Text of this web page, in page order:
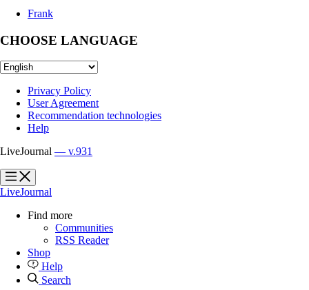
Frank
CHOOSE LANGUAGE
Privacy Policy
User Agreement
Recommendation technologies
Help
LiveJournal — v.931
?
?
LiveJournal
Find more
Communities
RSS Reader
Shop
Help
Search